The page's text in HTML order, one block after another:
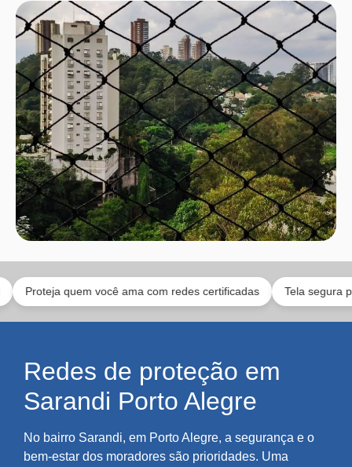
quem você ama com redes certificadas Tela segura para
Redes de proteção em
Sarandi Porto Alegre
No bairro Sarandi, em Porto Alegre, a segurança e o
bem-estar dos moradores são prioridades. Uma